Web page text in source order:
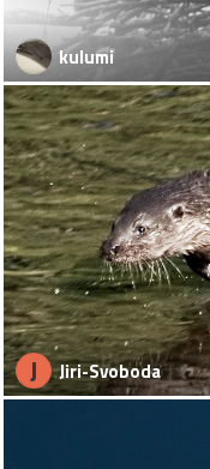
kulumi
J Jiri-Svoboda